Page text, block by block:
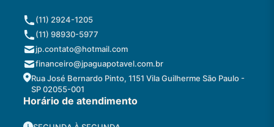
(11) 2924-1205
(11) 98930-5977
jp.contato@hotmail.com
financeiro@jpaguapotavel.com.br
Rua José Bernardo Pinto, 1151 Vila Guilherme São Paulo -
SP 02055-001
Horário de atendimento